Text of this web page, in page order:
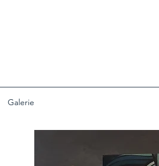
Galerie